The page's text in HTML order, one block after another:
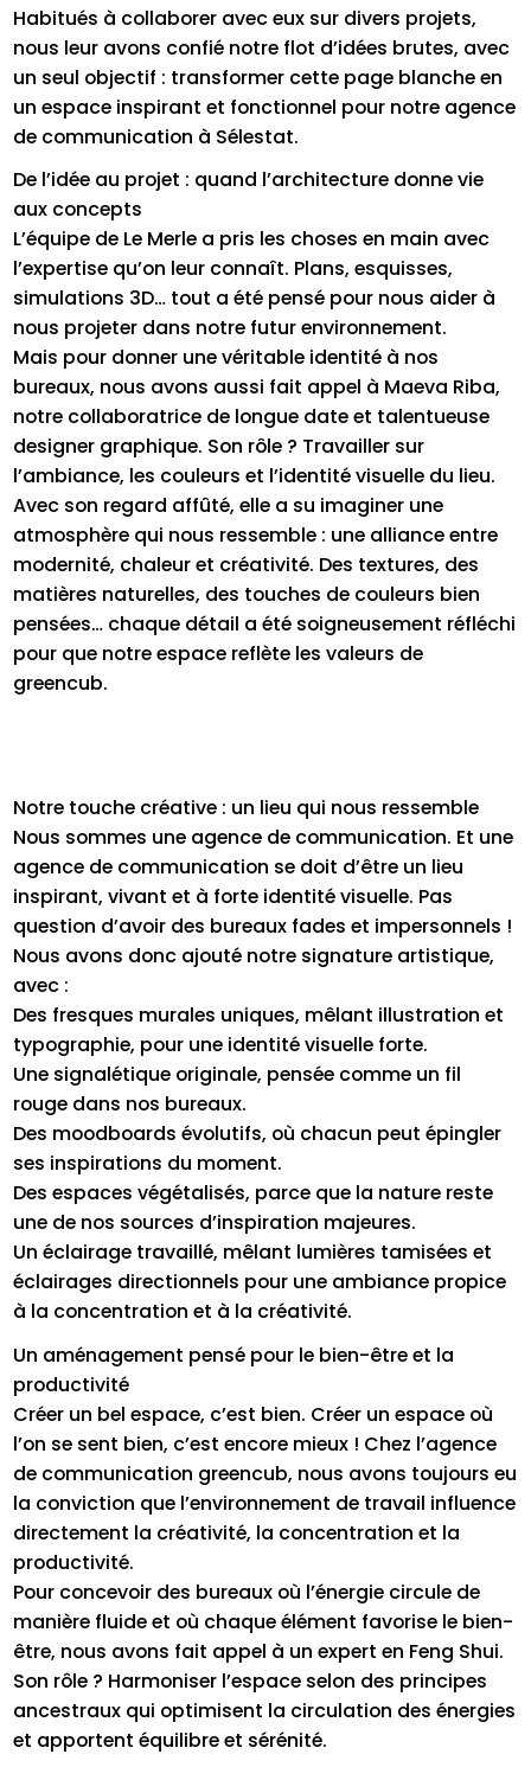
Habitués à collaborer avec eux sur divers projets,
nous leur avons confié notre flot d’idées brutes, avec
un seul objectif : transformer cette page blanche en
un espace inspirant et fonctionnel pour notre agence
de communication à Sélestat.
De l’idée au projet : quand l’architecture donne vie
aux concepts
L’équipe de Le Merle a pris les choses en main avec
l’expertise qu’on leur connaît. Plans, esquisses,
simulations 3D… tout a été pensé pour nous aider à
nous projeter dans notre futur environnement.
Mais pour donner une véritable identité à nos
bureaux, nous avons aussi fait appel à Maeva Riba,
notre collaboratrice de longue date et talentueuse
designer graphique. Son rôle ? Travailler sur
l’ambiance, les couleurs et l’identité visuelle du lieu.
Avec son regard affûté, elle a su imaginer une
atmosphère qui nous ressemble : une alliance entre
modernité, chaleur et créativité. Des textures, des
matières naturelles, des touches de couleurs bien
pensées… chaque détail a été soigneusement réfléchi
pour que notre espace reflète les valeurs de
greencub.
Notre touche créative : un lieu qui nous ressemble
Nous sommes une agence de communication. Et une
agence de communication se doit d’être un lieu
inspirant, vivant et à forte identité visuelle. Pas
question d’avoir des bureaux fades et impersonnels !
Nous avons donc ajouté notre signature artistique,
avec :
Des fresques murales uniques, mêlant illustration et
typographie, pour une identité visuelle forte.
Une signalétique originale, pensée comme un fil
rouge dans nos bureaux.
Des moodboards évolutifs, où chacun peut épingler
ses inspirations du moment.
Des espaces végétalisés, parce que la nature reste
une de nos sources d’inspiration majeures.
Un éclairage travaillé, mêlant lumières tamisées et
éclairages directionnels pour une ambiance propice
à la concentration et à la créativité.
Un aménagement pensé pour le bien-être et la
productivité
Créer un bel espace, c’est bien. Créer un espace où
l’on se sent bien, c’est encore mieux ! Chez l’agence
de communication greencub, nous avons toujours eu
la conviction que l’environnement de travail influence
directement la créativité, la concentration et la
productivité.
Pour concevoir des bureaux où l’énergie circule de
manière fluide et où chaque élément favorise le bien-
être, nous avons fait appel à un expert en Feng Shui.
Son rôle ? Harmoniser l’espace selon des principes
ancestraux qui optimisent la circulation des énergies
et apportent équilibre et sérénité.